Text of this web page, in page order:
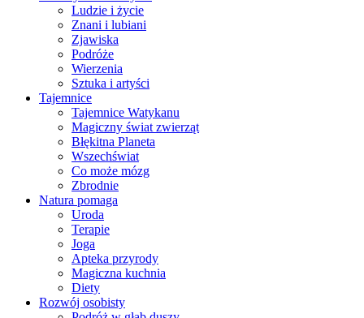
Ludzie i życie
Znani i lubiani
Zjawiska
Podróże
Wierzenia
Sztuka i artyści
Tajemnice
Tajemnice Watykanu
Magiczny świat zwierząt
Błękitna Planeta
Wszechświat
Co może mózg
Zbrodnie
Natura pomaga
Uroda
Terapie
Joga
Apteka przyrody
Magiczna kuchnia
Diety
Rozwój osobisty